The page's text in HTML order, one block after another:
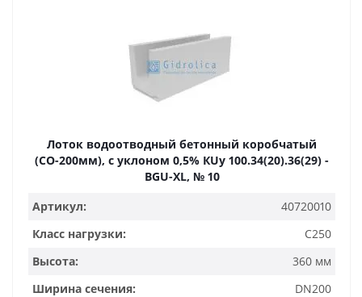
Лоток водоотводный бетонный коробчатый
(СО-200мм), с уклоном 0,5% КUу 100.34(20).36(29) -
BGU-XL, № 10
Артикул:
40720010
Класс нагрузки:
C250
Высота:
360 мм
Ширина сечения:
DN200